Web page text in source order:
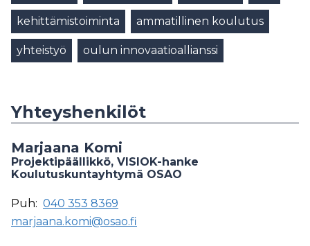
kehittämistoiminta ammatillinen koulutus
yhteistyö oulun innovaatioallianssi
Yhteyshenkilöt
Marjaana Komi
Projektipäällikkö, VISIOK-hanke
Koulutuskuntayhtymä OSAO
Puh: 040 353 8369
marjaana.komi@osao.fi